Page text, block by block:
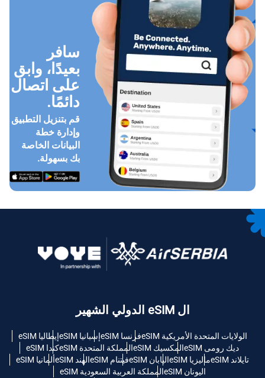
سافر
بعيدًا، وابق
على اتصال
دائمًا.
قم بتنزيل التطبيق
وإدارة خطة
البيانات الخاصة
بك بسهولة.
ال eSIM الدولي الشهير
الولايات المتحدة الأمريكية eSIM فرنسا eSIM إسبانيا eSIM
إيطاليا eSIM
ديك رومى eSIM
المكسيك eSIM المملكة المتحدة eSIM
كندا eSIM
تايلاند eSIM
ماليزيا eSIM اليابان eSIM فيتنام eSIM الهند eSIM
ألمانيا eSIM
اليونان eSIM
المملكة العربية السعودية eSIM